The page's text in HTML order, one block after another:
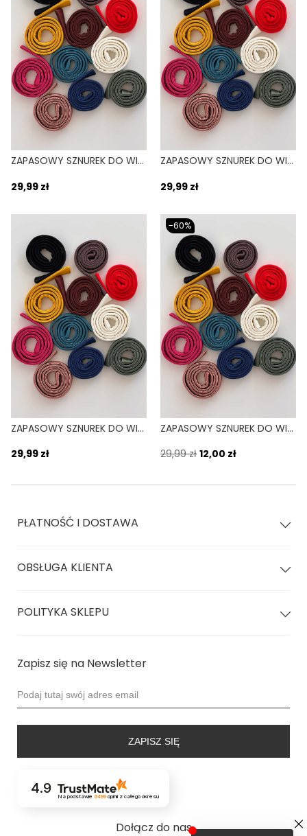
ZAPASOWY SZNUREK DO WIĄZANIA BIKINI LINDA CZERWONY FIERO
29,99 zł
ZAPASOWY SZNUREK DO WIĄZANIA BIKINI LINDA BRĄZOWY CHOCO
29,99 zł
ZAPASOWY SZNUREK DO WIĄZANIA BIKINI LINDA ZIELONY SAGE
29,99 zł
-60%
ZAPASOWY SZNUREK DO WIĄZANIA BIKINI LINDA NIEBIESKI NOCHE
29,99 zł 12,00 zł
PŁATNOŚĆ I DOSTAWA
OBSŁUGA KLIENTA
POLITYKA SKLEPU
Zapisz się na Newsletter
ZAPISZ SIĘ
4.9
Na podstawie 6499opinii z całego okresu
Dołącz do nas